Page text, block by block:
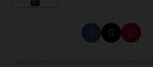
ΒΙΟΛΟΓΙΚΌ ΕΞΑΙΡΕΤΙΚΌ ΠΑΡΘΈΝΟ